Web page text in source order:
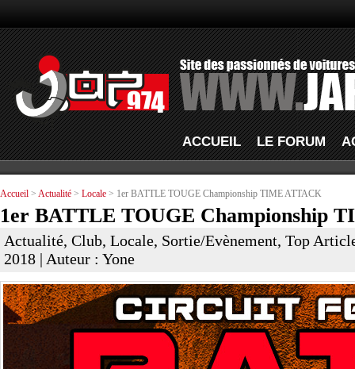
ACCUEIL LE FORUM
Accueil > Actualité > Locale > 1er BATTLE TOUGE Championship TIME ATTACK
1er BATTLE TOUGE Championship
Actualité, Club, Locale, Sortie/Evènement, Top
2018 | Auteur : Yone